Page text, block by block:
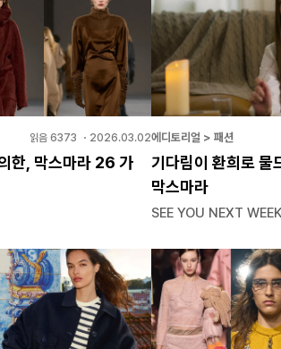
읽음 6373 ・ 2026.03.02
막스마라 26 가
에디토리얼 > 패션
기다림이 환희로 물
막스마라
SEE YOU NEXT